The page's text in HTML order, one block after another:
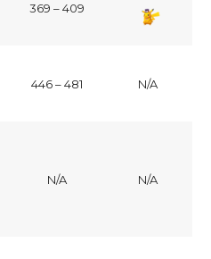
369 – 409
446 – 481 N/A
N/A N/A